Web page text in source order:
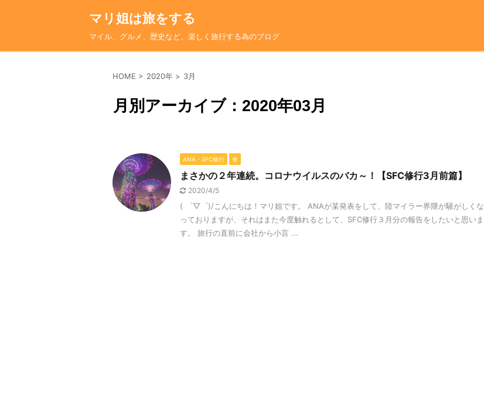
マリ姐は旅をする
マイル、グルメ、歴史など。楽しく旅行する為のブログ
HOME > 2020年 > 3月
月別アーカイブ：2020年03月
ANA・SFC修行 食
まさかの２年連続。コロナウイルスのバカ～！【SFC修行3月前篇】
2020/4/5
( ゜▽゜)/こんにちは！マリ姐です。 ANAが某発表をして、陸マイラー界隈が騒がしくな
っておりますが、それはまた今度触れるとして、SFC修行３月分の報告をしたいと思いま
す。 旅行の直前に会社から小言 ...